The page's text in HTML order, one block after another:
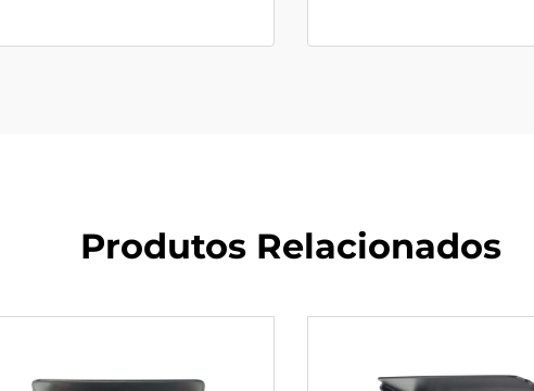
Produtos Relacionados